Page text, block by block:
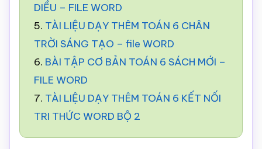
DIỀU – FILE WORD
5. TÀI LIỆU DẠY THÊM TOÁN 6 CHÂN
TRỜI SÁNG TẠO – file WORD
6. BÀI TẬP CƠ BẢN TOÁN 6 SÁCH MỚI –
FILE WORD
7. TÀI LIỆU DẠY THÊM TOÁN 6 KẾT NỐI
TRI THỨC WORD BỘ 2